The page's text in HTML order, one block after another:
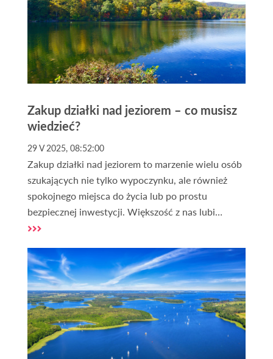
Zakup działki nad jeziorem – co musisz
wiedzieć?
29 V 2025, 08:52:00
Zakup działki nad jeziorem to marzenie wielu osób
szukających nie tylko wypoczynku, ale również
spokojnego miejsca do życia lub po prostu
bezpiecznej inwestycji. Większość z nas lubi
bliskość wody, kontakt z naturą i ciszę, dlatego
Zakup działki nad jeziorem wiąże się jednak często
z dodatkowymi rzeczami, które należy wziąć pod
uwagę. Są to kwestie formalne i praktyczne – od
rodzaju działki, przez jej uzbrojenie, po możliwość
budowy domu nad jeziorem zgodnie z
obowiązującym prawem.